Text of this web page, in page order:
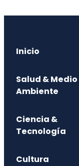
Inicio
Salud & Medio
Ambiente
Ciencia &
Tecnología
Cultura